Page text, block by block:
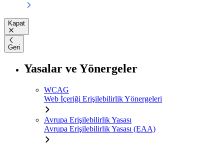
Kapat
Geri
Yasalar ve Yönergeler
WCAG
Web İçeriği Erişilebilirlik Yönergeleri
Avrupa Erişilebilirlik Yasası
Avrupa Erişilebilirlik Yasası (EAA)